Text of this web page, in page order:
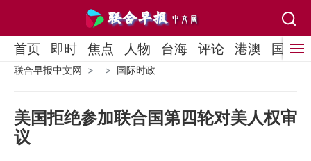
首页 即时 焦点 人物 台海 评论 港澳 国际
联合早报中文网 国际时政
美国拒绝参加联合国第四轮对美人权审
议